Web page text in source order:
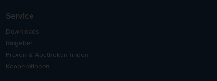
Service
Downloads
Ratgeber
Praxen & Apotheken finden
Kooperationen